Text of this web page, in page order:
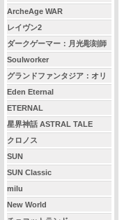
ArcheAge WAR
レイヴン2
ダークゲーマー：月光彫刻師
Soulworker
グランドファンタジア：オリ
ジン
Eden Eternal
ETERNAL
星界神話 ASTRAL TALE
クロノス
SUN
SUN Classic
milu
New World